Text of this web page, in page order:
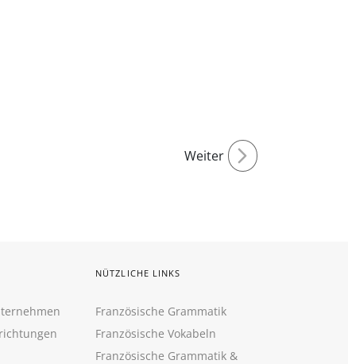
Weiter
NÜTZLICHE LINKS
Französische Grammatik
Französische Vokabeln
Französische Grammatik &